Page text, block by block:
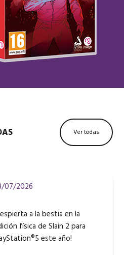
Ver todas
07/2026
a la bestia en la
física de Slain 2 para
este año!